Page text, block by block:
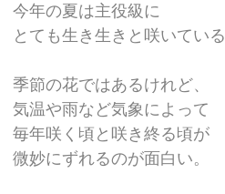
今年の夏は主役級に
とても生き生きと咲いている
季節の花ではあるけれど、
気温や雨など気象によって
毎年咲く頃と咲き終る頃が
微妙にずれるのが面白い。